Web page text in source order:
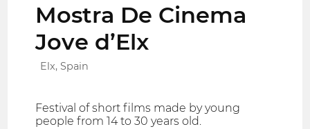
Mostra De Cinema
Jove d’Elx
Elx, Spain
Festival of short films made by young
people from 14 to 30 years old.